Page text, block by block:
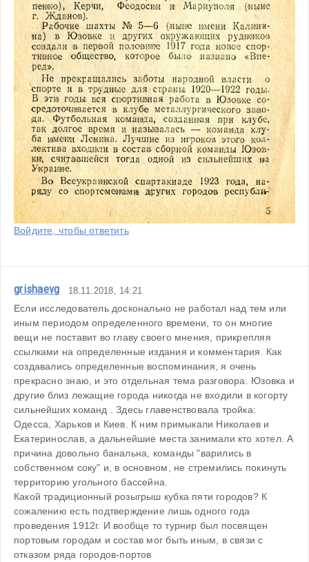
Войдите, чтобы ответить
grishaevg 18.11.2018, 14:21
Если исследователь досконально не работал над тем или
иным периодом определенного времени, то он многие
вещи не поставит во главу своего мнения, прикрепляя
ссылками на определенные издания и комментария. Как
создавались определенные воспоминания, я очень
прекрасно знаю, и это отдельная тема разговора. Юзовка и
другие близ лежащие города никогда не входили в когорту
сильнейших команд . Здесь главенствовала тройка:
Одесса, Харьков и Киев. К ним примыкали Николаев и
Екатеринослав, а дальнейшие места занимали кто хотел. А
причина довольно банальна, команды "варились в
собственном соку" и, в основном, не стремились покинуть
территорию угольного бассейна.
Какой традиционный розыгрыш кубка пяти городов? К
сожалению есть подтверждение лишь одного года
проведения 1912г. И вообще то турнир был посвящен
портовым городам и состав мог быть иным, в связи с
отказом ряда городов-портов